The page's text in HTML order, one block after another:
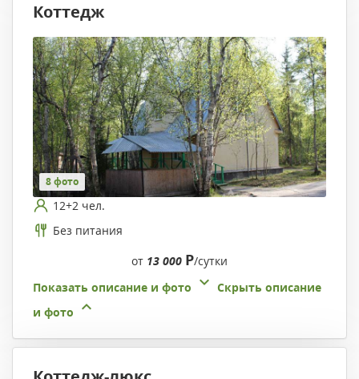
Коттедж
8 фото
12+2 чел.
Без питания
от 13 000 Р/сутки
Показать описание и фото
Скрыть описание
и фото